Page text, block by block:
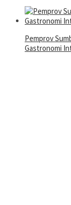
Pemprov
Gastronomi